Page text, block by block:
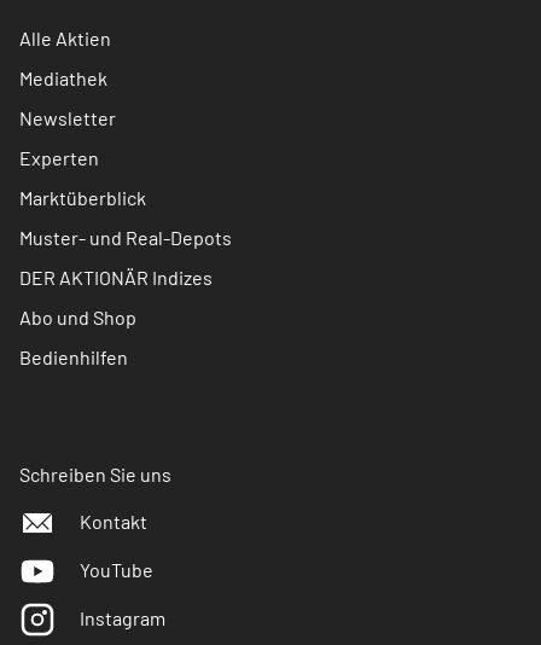
Alle Aktien
Mediathek
Newsletter
Experten
Marktüberblick
Muster- und Real-Depots
DER AKTIONÄR Indizes
Abo und Shop
Bedienhilfen
Schreiben Sie uns
Kontakt
YouTube
Instagram